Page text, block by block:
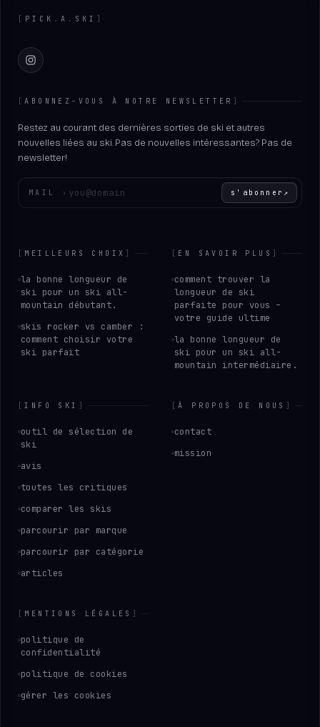
[ PICK . A . SKI ]
Instagram
[ABONNEZ-VOUS À NOTRE NEWSLETTER ]
Restez au courant des dernières sorties de ski et autres
nouvelles liées au ski. Pas de nouvelles intéressantes? Pas de
newsletter!
MAIL › s'abonner ↗
[ MEILLEURS CHOIX ]
la bonne longueur de
ski pour un ski all-
mountain débutant.
skis rocker vs camber :
comment choisir votre
ski parfait
[ EN SAVOIR PLUS ]
comment trouver la
longueur de ski
parfaite pour vous –
votre guide ultime
la bonne longueur de
ski pour un ski all-
mountain intermédiaire.
[INFO SKI ]
outil de sélection de
ski
avis
toutes les critiques
comparer les skis
parcourir par marque
parcourir par catégorie
articles
[À PROPOS DE NOUS ]
contact
mission
[ MENTIONS LÉGALES ]
politique de
confidentialité
politique de cookies
gérer les cookies